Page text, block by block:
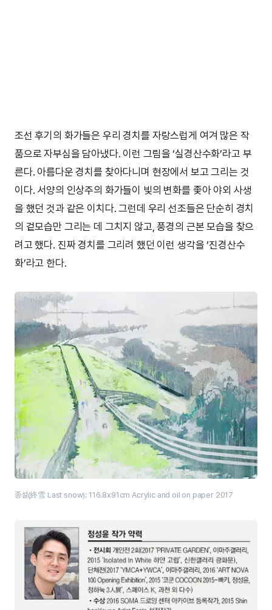
조선 후기의 화가들은 우리 경치를 자랑스럽게 여겨 많은 작
품으로 자부심을 담아냈다. 이런 그림을 ‘실경산수화’라고 부
른다. 아름다운 경치를 찾아다니며 현장에서 보고 그리는 것
이다. 서양의 인상주의 화가들이 빛의 변화를 좇아 야외 사생
을 했던 것과 같은 이치다. 그런데 우리 선조들은 단순히 경치
의 겉모습만 그리는 데 그치지 않고, 풍경의 근본 모습을 찾으
려고 했다. 진짜 경치를 그리려 했던 이런 생각을 ‘진경산수
화’라고 한다.
종설(終雪 Last snow): 116.8x91cm Acrylic and oil on paper 2017